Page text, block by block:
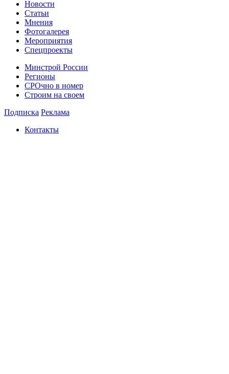
Новости
Статьи
Мнения
Фотогалерея
Мероприятия
Спецпроекты
Минстрой России
Регионы
СРОчно в номер
Строим на своем
Подписка Реклама
Контакты